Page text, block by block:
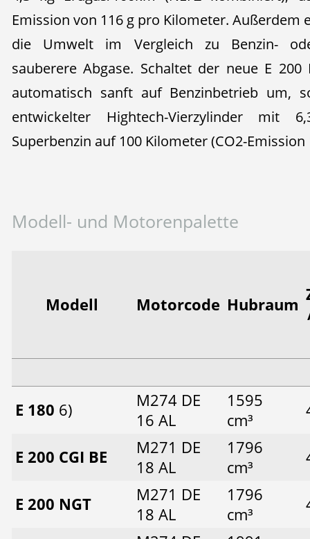
Emission von 116 g pro Kilometer. Außerdem
die Umwelt im Vergleich zu Benzin-
sauberere Abgase. Schaltet der neue E
automatisch sanft auf Benzinbetrieb um,
entwickelter Hightech-Vierzylinder mit
Superbenzin auf 100 Kilometer (CO2-
Modell- und Motorenpalette
Modell Motorcode Hubraum
E 180 6)
M274 DE
16 AL
1595
cm³
E 200 CGI BE
M271 DE
18 AL
1796
cm³
E 200 NGT
M271 DE
18 AL
1796
cm³